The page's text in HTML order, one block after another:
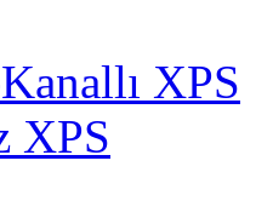
XPS
XPS